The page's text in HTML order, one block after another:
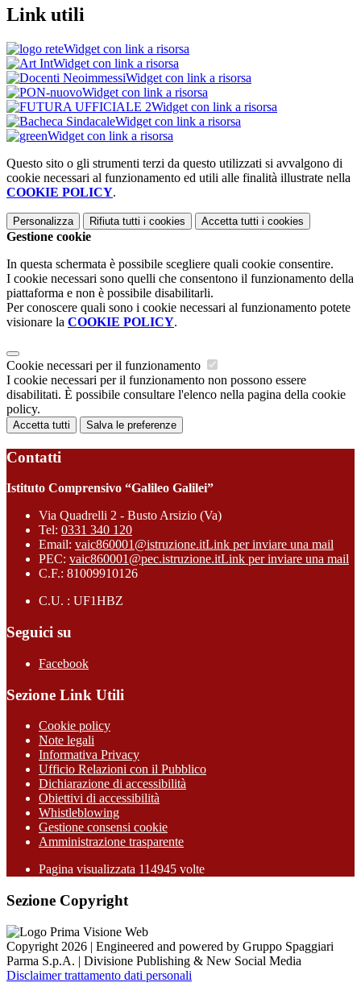
Link utili
Widget con link a risorsa
Widget con link a risorsa
Widget con link a risorsa
Widget con link a risorsa
Widget con link a risorsa
Widget con link a risorsa
Widget con link a risorsa
Questo sito o gli strumenti terzi da questo utilizzati si avvalgono di
cookie necessari al funzionamento ed utili alle finalità illustrate nella
COOKIE POLICY.
Personalizza Rifiuta tutti i cookies Accetta tutti i cookies
Gestione cookie
In questa schermata è possibile scegliere quali cookie consentire.
I cookie necessari sono quelli che consentono il funzionamento della
piattaforma e non è possibile disabilitarli.
Per conoscere quali sono i cookie necessari al funzionamento potete
visionare la COOKIE POLICY.
Cookie necessari per il funzionamento
I cookie necessari per il funzionamento non possono essere
disabilitati. È possibile consultare l'elenco nella pagina della cookie
policy.
Accetta tutti Salva le preferenze
Contatti
Istituto Comprensivo “Galileo Galilei”
Via Quadrelli 2 - Busto Arsizio (Va)
Tel: 0331 340 120
Email: vaic860001@istruzione.itLink per inviare una mail
PEC: vaic860001@pec.istruzione.itLink per inviare una mail
C.F.: 81009910126
C.U. : UF1HBZ
Seguici su
Facebook
Sezione Link Utili
Cookie policy
Note legali
Informativa Privacy
Ufficio Relazioni con il Pubblico
Dichiarazione di accessibilità
Obiettivi di accessibilità
Whistleblowing
Gestione consensi cookie
Amministrazione trasparente
Pagina visualizzata 114945 volte
Sezione Copyright
Copyright 2026 | Engineered and powered by Gruppo Spaggiari
Parma S.p.A. | Divisione Publishing & New Social Media
Disclaimer trattamento dati personali